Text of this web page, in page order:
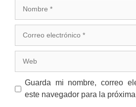
electrónico
Guarda mi nombre, correo
este navegador para la